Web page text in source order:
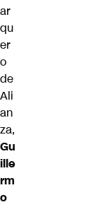
ar
qu
er
o
de
Ali
an
za,
Gu
ille
rm
o